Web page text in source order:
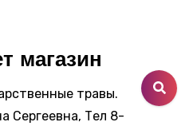
магазин
травы.
Сергеевна, Тел 8-